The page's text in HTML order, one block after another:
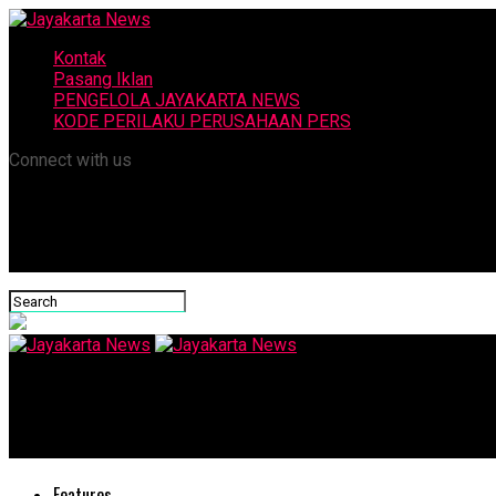
Kontak
Pasang Iklan
PENGELOLA JAYAKARTA NEWS
KODE PERILAKU PERUSAHAAN PERS
Connect with us